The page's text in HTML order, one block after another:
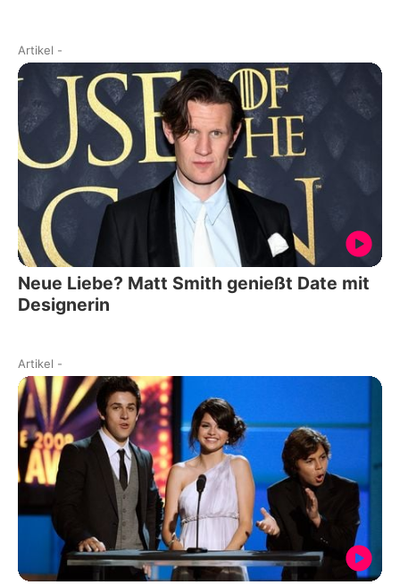
Artikel -
Neue Liebe? Matt Smith genießt Date mit
Designerin
Artikel -